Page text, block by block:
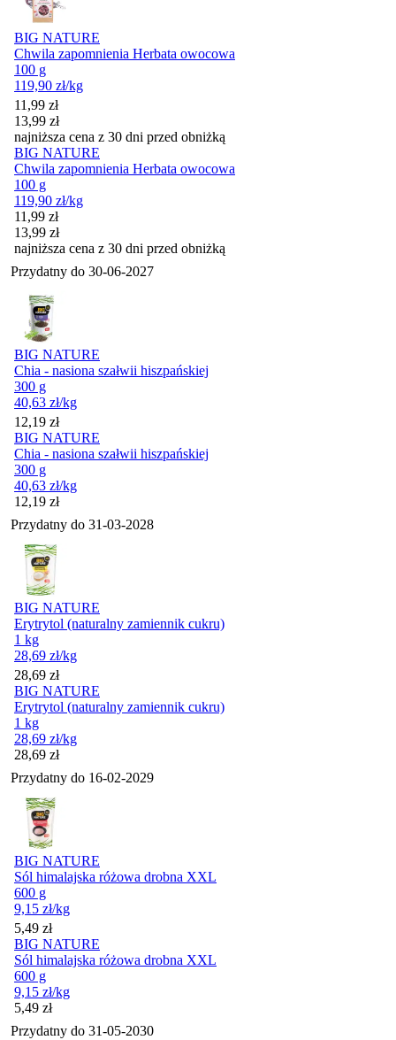
BIG NATURE
Chwila zapomnienia Herbata owocowa
100 g
119,90 zł/kg
Cena promocyjna
11,99 zł
13,99 zł
najniższa cena z 30 dni przed obniżką
BIG NATURE
Chwila zapomnienia Herbata owocowa
100 g
119,90 zł/kg
Cena promocyjna
11,99 zł
13,99 zł
najniższa cena z 30 dni przed obniżką
Przydatny do 30-06-2027
BIG NATURE
Chia - nasiona szałwii hiszpańskiej
300 g
40,63 zł/kg
Cena
12,19 zł
BIG NATURE
Chia - nasiona szałwii hiszpańskiej
300 g
40,63 zł/kg
Cena
12,19 zł
Przydatny do 31-03-2028
BIG NATURE
Erytrytol (naturalny zamiennik cukru)
1 kg
28,69 zł/kg
Cena
28,69 zł
BIG NATURE
Erytrytol (naturalny zamiennik cukru)
1 kg
28,69 zł/kg
Cena
28,69 zł
Przydatny do 16-02-2029
BIG NATURE
Sól himalajska różowa drobna XXL
600 g
9,15 zł/kg
Cena
5,49 zł
BIG NATURE
Sól himalajska różowa drobna XXL
600 g
9,15 zł/kg
Cena
5,49 zł
Przydatny do 31-05-2030